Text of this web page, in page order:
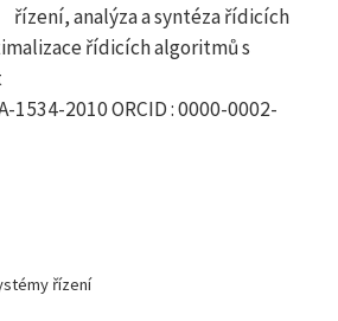
řízení, analýza a syntéza řídicích
řídicích algoritmů s
1534-2010 ORCID : 0000-0002-
řízení